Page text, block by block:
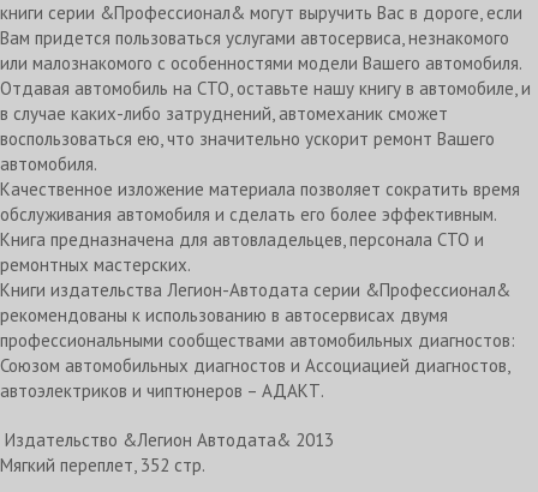
книги серии &Профессионал& могут выручить Вас в дороге, если
Вам придется пользоваться услугами автосервиса, незнакомого
или малознакомого с особенностями модели Вашего автомобиля.
Отдавая автомобиль на СТО, оставьте нашу книгу в автомобиле, и
в случае каких-либо затруднений, автомеханик сможет
воспользоваться ею, что значительно ускорит ремонт Вашего
автомобиля.
Качественное изложение материала позволяет сократить время
обслуживания автомобиля и сделать его более эффективным.
Книга предназначена для автовладельцев, персонала СТО и
ремонтных мастерских.
Книги издательства Легион-Автодата серии &Профессионал&
рекомендованы к использованию в автосервисах двумя
профессиональными сообществами автомобильных диагностов:
Союзом автомобильных диагностов и Ассоциацией диагностов,
автоэлектриков и чиптюнеров – АДАКТ.
Издательство &Легион Автодата& 2013
Мягкий переплет, 352 стр.